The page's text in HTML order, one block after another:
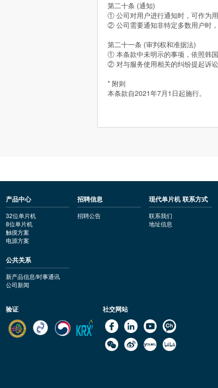
第二十条 (通知)
① 公司对用户进行通知时，可作为
② 公司需要通知非特定多数用户时
第二十一条 (审判权和准据法)
① 本条款中未明示的事项，依照韩
② 对与服务使用相关的纠纷提起诉
* 附则
本条款自2021年7月1日起施行。
产品中心
32位单片机
8位单片机
触摸方案
电源方案
招聘信息
招聘公告
现代单片机 联系方式
联系我们
地址信息
公共关系
新产品信息/时事通讯
公司新闻
验证 社交网站